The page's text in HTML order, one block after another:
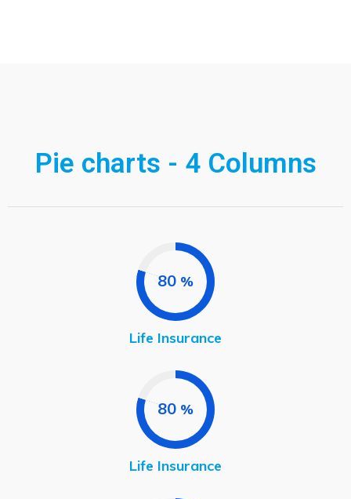
Pie charts - 4 Columns
80 %
Life Insurance
80 %
Life Insurance